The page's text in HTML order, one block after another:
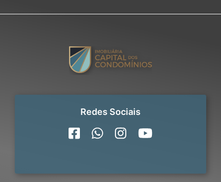
Redes Sociais